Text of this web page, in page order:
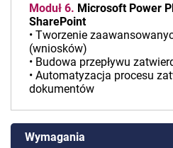
Moduł 6. Microsoft Power
SharePoint
• Tworzenie
(wniosków)
• Budowa przepływu
• Automatyzacja procesu
dokumentów
Wymagania